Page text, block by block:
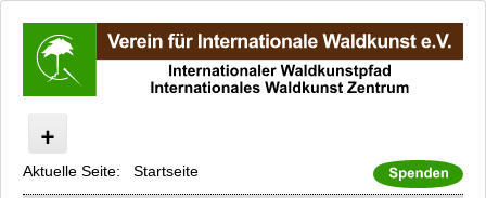
Start
Aktuelle Seite: Startseite